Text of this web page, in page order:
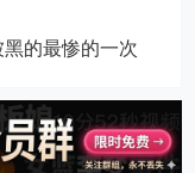
黑的最惨的一次